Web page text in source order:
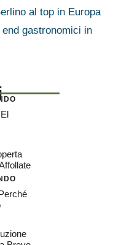
al top in Europa
gastronomici in